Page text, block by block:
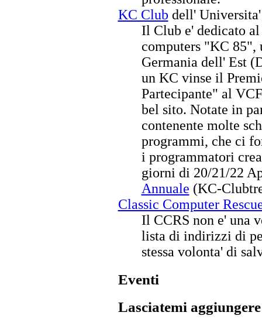
KC Club dell'
Il Club e' dedicato
computers "KC 85",
Germania dell' Est
un KC vinse il
Partecipante" al
bel sito. Notate in
contenente molte
programmi, che ci
i programmatori
giorni di 20/21/22
Annuale (KC-
Classic Computer
Il CCRS non e' una
lista di indirizzi di
stessa volonta' di
Eventi
Lasciatemi